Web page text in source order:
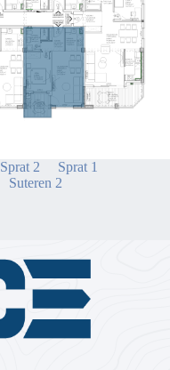
Sprat 2
Sprat 1
Suteren 2